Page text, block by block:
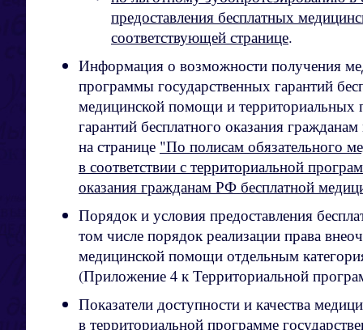
предоставления бесплатных
соответствующей странице.
Информация о возможности получения
программы государственных гарантий
медицинской помощи и территориальных
гарантий бесплатного оказания
на странице "По полисам обязательного
в соответствии с территориальной
оказания гражданам РФ бесплатной
Порядок и условия предоставления
том числе порядок реализации права
медицинской помощи отдельным
(Приложение 4 к Территориальной
Показатели доступности и качества
в территориальной программе